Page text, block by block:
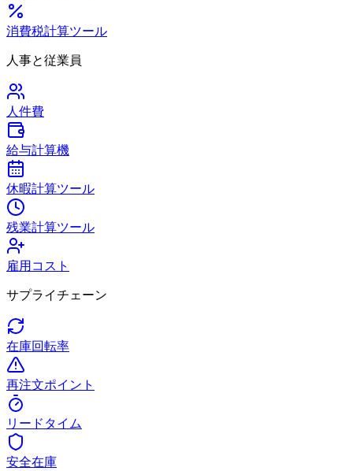
消費税計算ツール
人事と従業員
人件費
給与計算機
休暇計算ツール
残業計算ツール
雇用コスト
サプライチェーン
在庫回転率
再注文ポイント
リードタイム
安全在庫